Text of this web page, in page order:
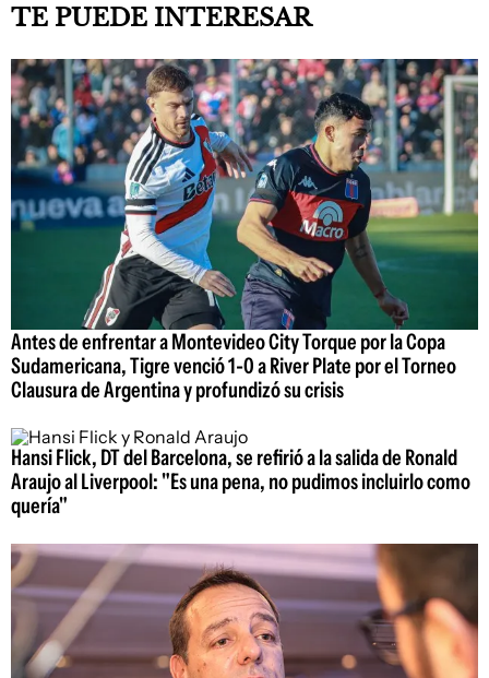
TE PUEDE INTERESAR
Antes de enfrentar a Montevideo City Torque por la Copa
Sudamericana, Tigre venció 1-0 a River Plate por el Torneo
Clausura de Argentina y profundizó su crisis
Hansi Flick, DT del Barcelona, se refirió a la salida de Ronald
Araujo al Liverpool: "Es una pena, no pudimos incluirlo como
quería"